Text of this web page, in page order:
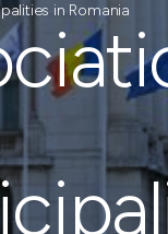
in Romania